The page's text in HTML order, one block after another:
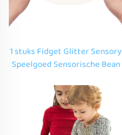
1 stuks Fidget Glitter Sensory
Speelgoed Sensorische Bean
Vloeibare Knijp speelgoed
voor Autisme